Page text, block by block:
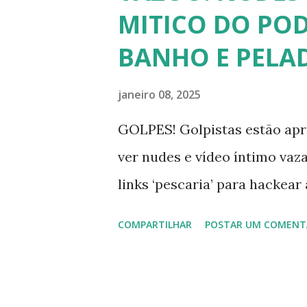
recomendado “retirar
particular de cada indivíduo,
Tuca Andrada 00:41
carnaval do Rio Alexandre
filmes com tr...
MITICO DO
BANHO E
janeiro 08, 2025
GOLPES! Golpistas estão
ver nudes e vídeo íntimo
links ‘pescaria’ para
COMPARTILHAR POSTAR UM